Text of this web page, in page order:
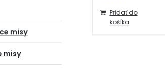
Pridať do
košíka
misy
misy